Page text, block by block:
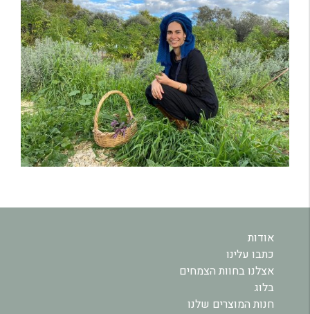
אודות
כתבו עלינו
אצלנו בחוות הצמחים
בלוג
חנות המוצרים שלנו